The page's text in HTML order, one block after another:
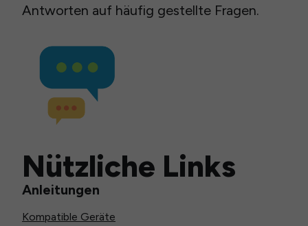
Antworten auf häufig gestellte Fragen.
Nützliche Links
Anleitungen
Kompatible Geräte